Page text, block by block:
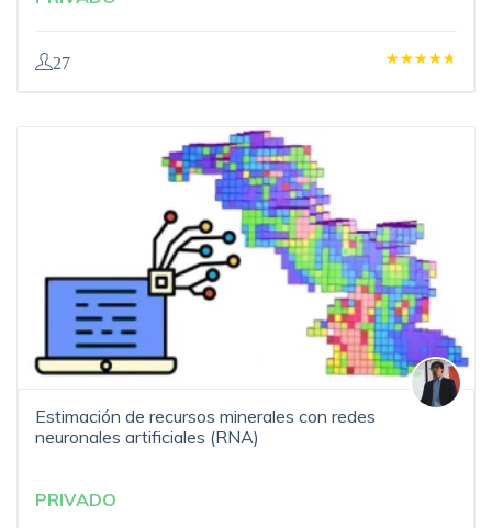
27
Estimación de recursos minerales con redes
neuronales artificiales (RNA)
PRIVADO